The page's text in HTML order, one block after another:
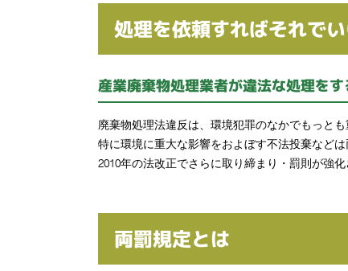
処理を依頼すればそれで
産業廃棄物処理業者が違法な処理を
廃棄物処理法違反は、環境犯罪のなかでもっとも
特に環境に重大な影響をおよぼす不法投棄など
2010年の法改正でさらに取り締まり・罰則が強
両罰規定とは